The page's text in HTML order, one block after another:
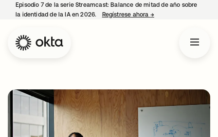
Episodio 7 de la serie Streamcast: Balance de mitad de año sobre
la identidad de la IA en 2026.
Regístrese ahora →se abre en una